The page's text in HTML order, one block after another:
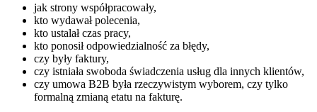
jak strony współpracowały,
kto wydawał polecenia,
kto ustalał czas pracy,
kto ponosił odpowiedzialność za błędy,
czy były faktury,
czy istniała swoboda świadczenia usług dla innych klientów,
czy umowa B2B była rzeczywistym wyborem, czy tylko
formalną zmianą etatu na fakturę.